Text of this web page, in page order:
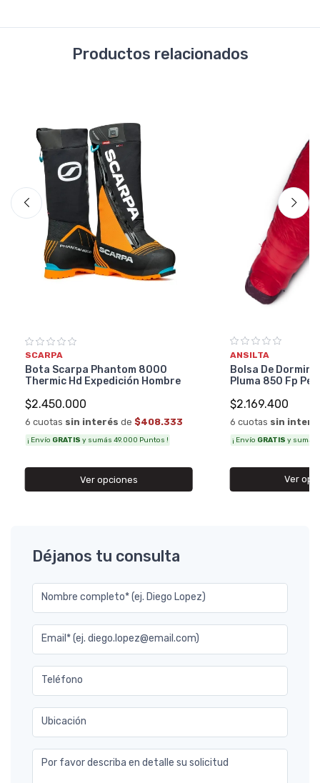
Productos relacionados
SCARPA
Bota Scarpa Phantom 8000
Thermic Hd Expedición Hombre
$2.450.000
6 cuotas sin interés de $408.333
¡ Envío GRATIS y sumás 49.000 Puntos !
Ver opciones
ANSILTA
Bolsa De Dormir
Pluma 850 Fp
$2.169.400
6 cuotas sin
¡ Envío GRATIS y sumás
Ver
Déjanos tu consulta
Nombre completo* (ej. Diego Lopez)
Email* (ej. diego.lopez@email.com)
Teléfono
Ubicación
Por favor describa en detalle su solicitud